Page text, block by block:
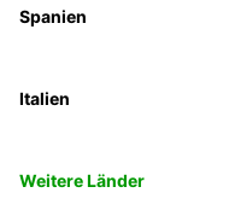
Spanien
Italien
Weitere Länder